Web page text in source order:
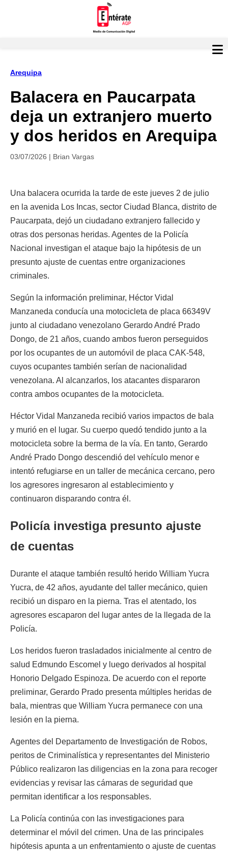
Arequipa
Balacera en Paucarpata
deja un extranjero muerto
y dos heridos en Arequipa
03/07/2026 | Brian Vargas
Una balacera ocurrida la tarde de este jueves 2 de julio
en la avenida Los Incas, sector Ciudad Blanca, distrito de
Paucarpata, dejó un ciudadano extranjero fallecido y
otras dos personas heridas. Agentes de la Policía
Nacional investigan el ataque bajo la hipótesis de un
presunto ajuste de cuentas entre organizaciones
criminales.
Según la información preliminar, Héctor Vidal
Manzaneda conducía una motocicleta de placa 66349V
junto al ciudadano venezolano Gerardo André Prado
Dongo, de 21 años, cuando ambos fueron perseguidos
por los ocupantes de un automóvil de placa CAK-548,
cuyos ocupantes también serían de nacionalidad
venezolana. Al alcanzarlos, los atacantes dispararon
contra ambos ocupantes de la motocicleta.
Héctor Vidal Manzaneda recibió varios impactos de bala
y murió en el lugar. Su cuerpo quedó tendido junto a la
motocicleta sobre la berma de la vía. En tanto, Gerardo
André Prado Dongo descendió del vehículo menor e
intentó refugiarse en un taller de mecánica cercano, pero
los agresores ingresaron al establecimiento y
continuaron disparando contra él.
Policía investiga presunto ajuste
de cuentas
Durante el ataque también resultó herido William Yucra
Yucra, de 42 años, ayudante del taller mecánico, quien
recibió un disparo en la pierna. Tras el atentado, los
agresores escaparon del lugar antes de la llegada de la
Policía.
Los heridos fueron trasladados inicialmente al centro de
salud Edmundo Escomel y luego derivados al hospital
Honorio Delgado Espinoza. De acuerdo con el reporte
preliminar, Gerardo Prado presenta múltiples heridas de
bala, mientras que William Yucra permanece con una
lesión en la pierna.
Agentes del Departamento de Investigación de Robos,
peritos de Criminalística y representantes del Ministerio
Público realizaron las diligencias en la zona para recoger
evidencias y revisar las cámaras de seguridad que
permitan identificar a los responsables.
La Policía continúa con las investigaciones para
determinar el móvil del crimen. Una de las principales
hipótesis apunta a un enfrentamiento o ajuste de cuentas